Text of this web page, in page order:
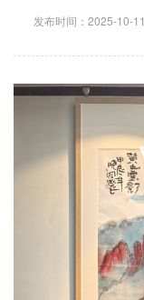
发布时间：2025-10-11